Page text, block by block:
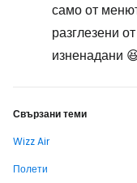
само от
разглезени
изненадани
Свързани теми
Wizz Air
Полети